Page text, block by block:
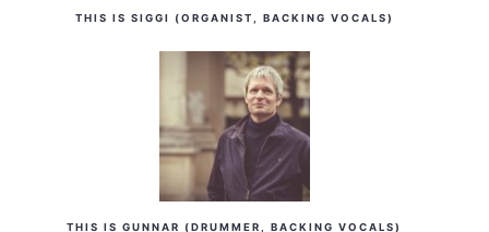
THIS IS SIGGI (ORGANIST, BACKING VOCALS)
THIS IS GUNNAR (DRUMMER, BACKING VOCALS)